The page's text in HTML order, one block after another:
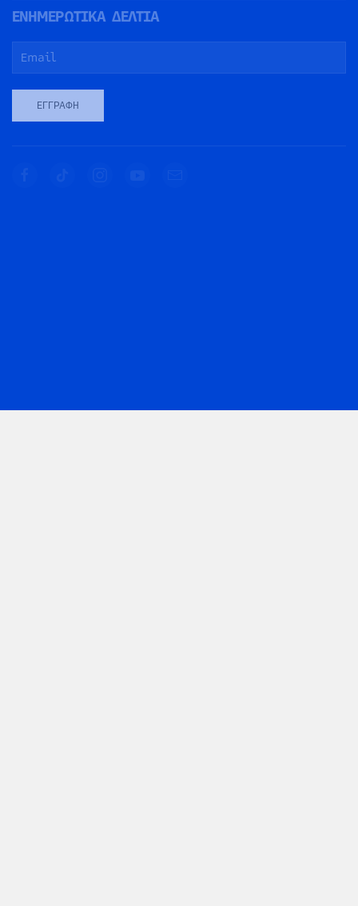
ΕΝΗΜΕΡΩΤΙΚΑ ΔΕΛΤΙΑ
ΕΓΓΡΑΦΉ